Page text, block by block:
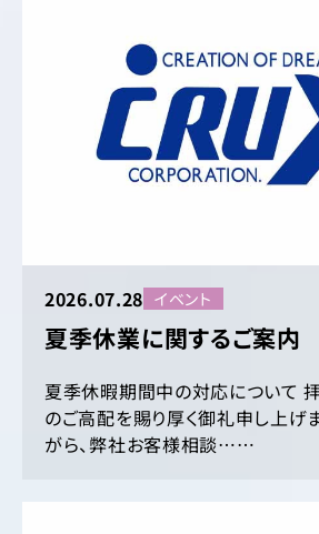
2026.07.28 イベント
夏季休業に関するご案内
夏季休暇期間中の対応について
のご高配を賜り厚く御礼申し上げ
がら、弊社お客様相談……